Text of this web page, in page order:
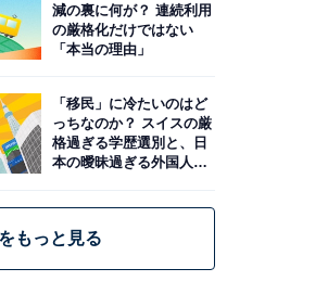
減の裏に何が？ 連続利用
の厳格化だけではない
「本当の理由」
「移民」に冷たいのはど
っちなのか？ スイスの厳
格過ぎる学歴選別と、日
本の曖昧過ぎる外国人政
もっと見る